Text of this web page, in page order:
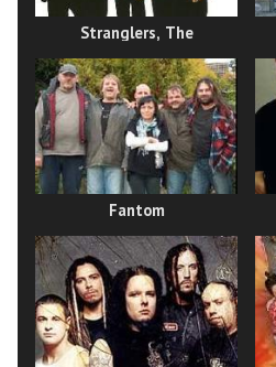
Stranglers, The
Fantom